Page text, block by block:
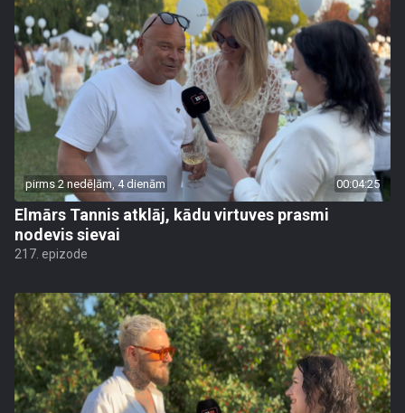
pirms 2 nedēļām, 4 dienām 00:04:25
Elmārs Tannis atklāj, kādu virtuves prasmi
nodevis sievai
217. epizode